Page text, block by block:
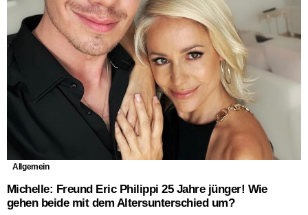
Allgemein
Michelle: Freund Eric Philippi 25 Jahre jünger! Wie
gehen beide mit dem Altersunterschied um?